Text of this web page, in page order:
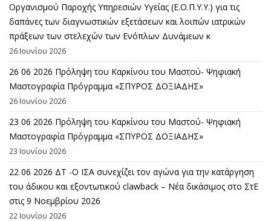
Οργανισμού Παροχής Υπηρεσιών Υγείας (Ε.Ο.Π.Υ.Υ.) για τις
δαπάνες των διαγνωστικών εξετάσεων και λοιπών ιατρικών
πράξεων των στελεχών των Ενόπλων Δυνάμεων κ
26 Ιουνίου 2026
26 06 2026 Πρόληψη του Καρκίνου του Μαστού- Ψηφιακή
Μαστογραφία Πρόγραμμα «ΣΠΥΡΟΣ ΔΟΞΙΑΔΗΣ»
26 Ιουνίου 2026
23 06 2026 Πρόληψη του Καρκίνου του Μαστού- Ψηφιακή
Μαστογραφία Πρόγραμμα «ΣΠΥΡΟΣ ΔΟΞΙΑΔΗΣ»
23 Ιουνίου 2026
22 06 2026 ΔΤ -Ο ΙΣΑ συνεχίζει τον αγώνα για την κατάργηση
του άδικου και εξοντωτικού clawback – Νέα δικάσιμος στο ΣτΕ
στις 9 Νοεμβρίου 2026
22 Ιουνίου 2026